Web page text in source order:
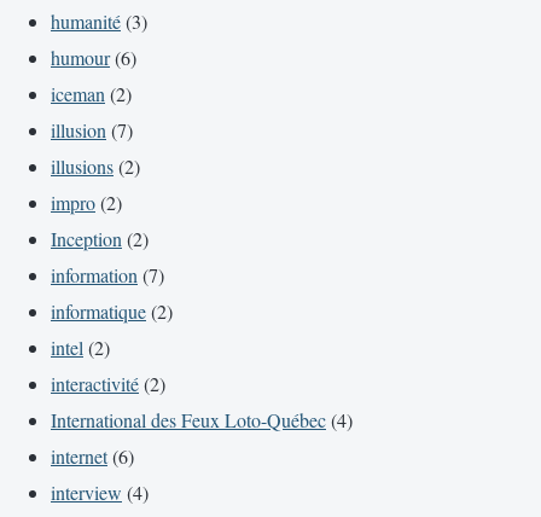
humanité(3)
humour(6)
iceman (2)
illusion (7)
illusions(2)
impro(2)
Inception (2)
information (7)
informatique(2)
intel (2)
interactivité(2)
International des Feux Loto-Québec(4)
internet(6)
interview (4)